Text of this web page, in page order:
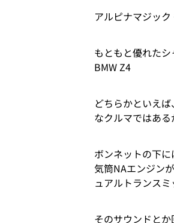
アルピナマジッ
もともと優れた
BMW Z4
どちらかといえ
なクルマではあ
ボンネットの下
気筒NAエンジン
ュアルトランス
そのサウンドと